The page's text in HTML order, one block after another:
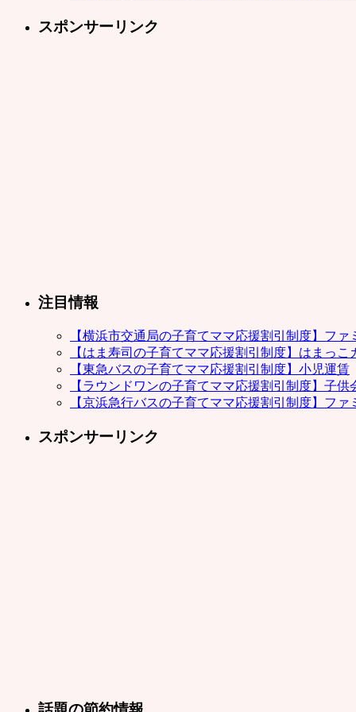
スポンサーリンク
注目情報
【横浜市交通局の子育てママ応援割引制度】フ
【はま寿司の子育てママ応援割引制度】はまっこ
【東急バスの子育てママ応援割引制度】小児運賃
【ラウンドワンの子育てママ応援割引制度】子供
【京浜急行バスの子育てママ応援割引制度】ファ
スポンサーリンク